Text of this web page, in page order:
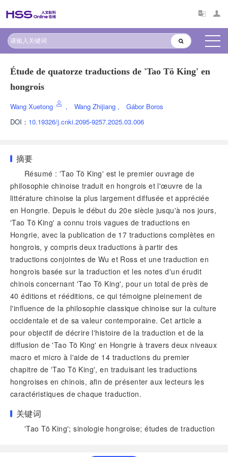
Étude de quatorze traductions de 'Tao Tö King' en
hongrois
Wang Xuetong , Wang Zhijiang ,
Gábor Boros
DOI： 10.19326/j.cnki.2095-9257.2025.03.006
摘要
Résumé : 'Tao Tö King' est le premier ouvrage de
philosophie chinoise traduit en hongrois et l'œuvre de la
littérature chinoise la plus largement diffusée et appréciée
en Hongrie. Depuis le début du 20e siècle jusqu'à nos jours,
'Tao Tö King' a connu trois vagues de traductions en
Hongrie, avec la publication de 17 traductions complètes en
hongrois, y compris deux traductions à partir des
traductions conjointes de Wu et Ross et une traduction en
hongrois basée sur la traduction et les notes d'un érudit
chinois concernant 'Tao Tö King', pour un total de près de
40 éditions et rééditions, ce qui témoigne pleinement de
l'influence de la philosophie classique chinoise sur la culture
occidentale et de sa valeur contemporaine. Cet article a
pour objectif de décrire l'histoire de la traduction et de la
diffusion de 'Tao Tö King' en Hongrie à travers deux niveaux
macro et micro à l'aide de 14 traductions du premier
chapitre de 'Tao Tö King', en traduisant les traductions
hongroises en chinois, afin de présenter aux lecteurs les
caractéristiques de chaque traduction.
关键词
'Tao Tö King'; sinologie hongroise; études de traduction